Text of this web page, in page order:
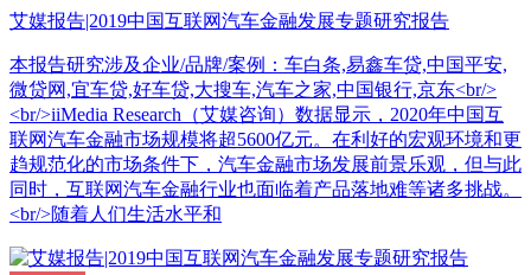
艾媒报告|2019中国互联网汽车金融发展专题研究报告
本报告研究涉及企业/品牌/案例：车白条,易鑫车贷,中国平安,
微贷网,宜车贷,好车贷,大搜车,汽车之家,中国银行,京东<br/>
<br/>iiMedia Research（艾媒咨询）数据显示，2020年中国互
联网汽车金融市场规模将超5600亿元。在利好的宏观环境和更
趋规范化的市场条件下，汽车金融市场发展前景乐观，但与此
同时，互联网汽车金融行业也面临着产品落地难等诸多挑战。
<br/>随着人们生活水平和